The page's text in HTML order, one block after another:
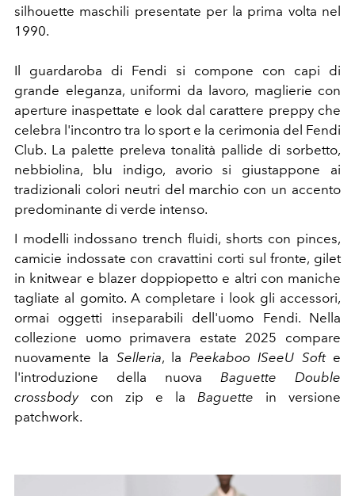
silhouette maschili presentate per la prima volta nel
1990.
Il guardaroba di Fendi si compone con capi di
grande eleganza, uniformi da lavoro, maglierie con
aperture inaspettate e look dal carattere preppy che
celebra l'incontro tra lo sport e la cerimonia del Fendi
Club. La palette preleva tonalità pallide di sorbetto,
nebbiolina, blu indigo, avorio si giustappone ai
tradizionali colori neutri del marchio con un accento
predominante di verde intenso.
I modelli indossano trench fluidi, shorts con pinces,
camicie indossate con cravattini corti sul fronte, gilet
in knitwear e blazer doppiopetto e altri con maniche
tagliate al gomito. A completare i look gli accessori,
ormai oggetti inseparabili dell'uomo Fendi. Nella
collezione uomo primavera estate 2025 compare
nuovamente la Selleria, la Peekaboo ISeeU Soft e
l'introduzione della nuova Baguette Double
crossbodycon zip e la Baguette in versione
patchwork.